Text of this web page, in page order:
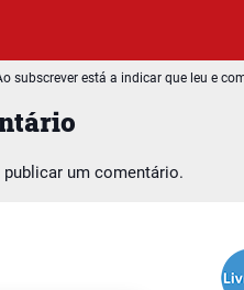
publicar um comentário.
subscrever está a indicar que leu e